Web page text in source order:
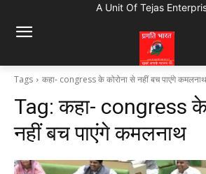
A Unit Of Tejas
Tags कहा- congress के कोरोना से नहीं बच पाएंगे कमलनाथ
Tag:कहा- congress के
नहीं बच पाएंगे कमलनाथ